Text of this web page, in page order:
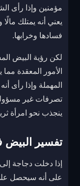
مؤمنين وإذا رأى
يعني أنه يمتلك
فسادها وخرابها.
لكن رؤية البيض
الأمور المعقدة
المهملة وإذا رأى
تصرفات غير
ينجذب نحو امرأة
تفسير البيض
إذا دخلت دجاجة
على أنه سيحصل على